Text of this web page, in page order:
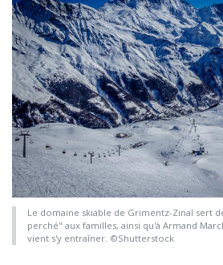
Le domaine skiable de Grimentz-Zinal sert
perché" aux familles, ainsi qu'à Armand
vient s'y entraîner. ©Shutterstock